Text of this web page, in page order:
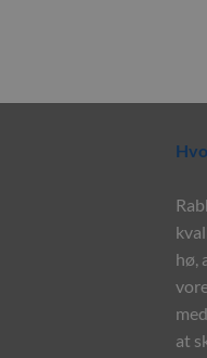
hø,
at